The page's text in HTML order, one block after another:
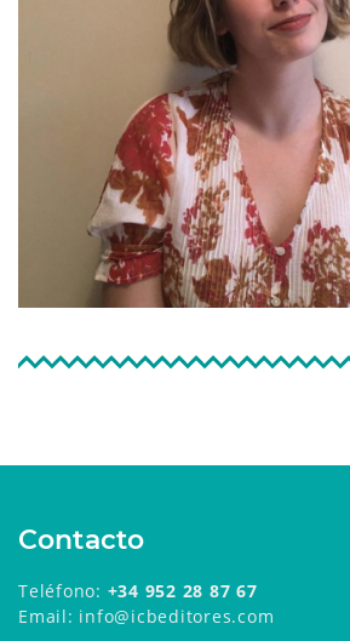
Contacto
Teléfono: +34 952 28 87 67
Email: info@icbeditores.com